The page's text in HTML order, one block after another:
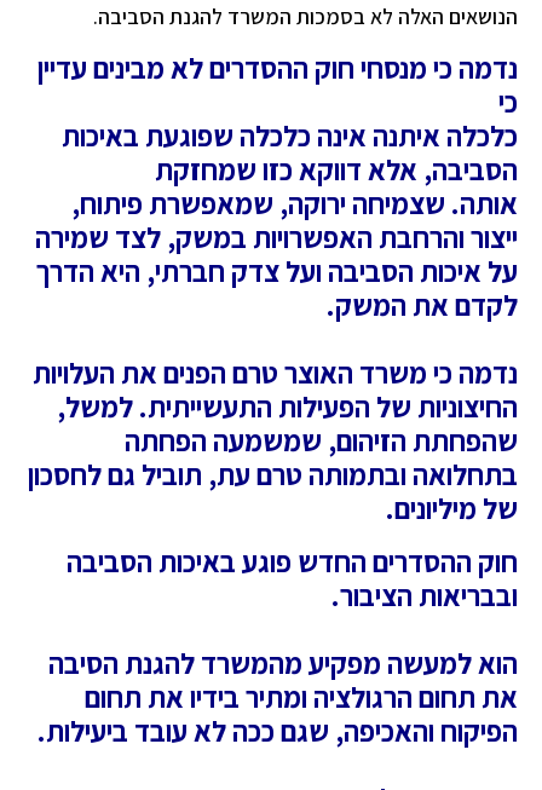
הנושאים האלה לא בסמכות המשרד להגנת הסביבה.
נדמה כי מנסחי חוק ההסדרים לא מבינים עדיין
כי
כלכלה איתנה אינה כלכלה שפוגעת באיכות
הסביבה, אלא דווקא כזו שמחזקת
אותה. שצמיחה ירוקה, שמאפשרת פיתוח,
ייצור והרחבת האפשרויות במשק, לצד שמירה
על איכות הסביבה ועל צדק חברתי, היא הדרך
לקדם את המשק.
נדמה כי משרד האוצר טרם הפנים את העלויות
החיצוניות של הפעילות התעשייתית. למשל,
שהפחתת הזיהום, שמשמעה הפחתה
בתחלואה ובתמותה טרם עת, תוביל גם לחסכון
של מיליונים.
חוק ההסדרים החדש פוגע באיכות הסביבה
ובבריאות הציבור.
הוא למעשה מפקיע מהמשרד להגנת הסיבה
את תחום הרגולציה ומתיר בידיו את תחום
הפיקוח והאכיפה, שגם ככה לא עובד ביעילות.